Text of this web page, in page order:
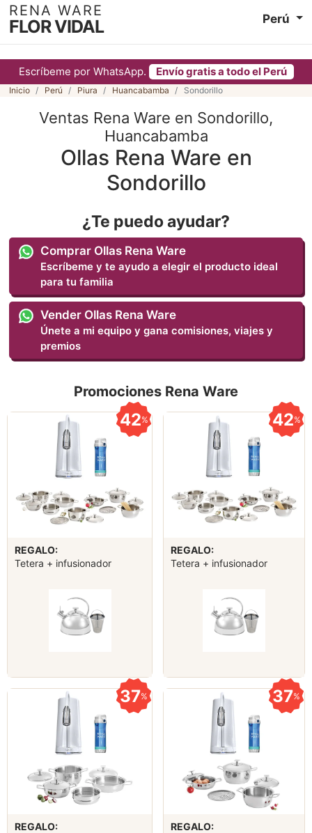
Escríbeme por WhatsApp. Envío gratis a todo el Perú
RENA WARE
FLOR VIDAL Perú
Inicio Perú Piura Huancabamba Sondorillo
Ventas Rena Ware en Sondorillo,
Huancabamba
Ollas Rena Ware en
Sondorillo
¿Te puedo ayudar?
Comprar Ollas Rena Ware
Escríbeme y te ayudo a elegir el producto ideal
para tu familia
Vender Ollas Rena Ware
Únete a mi equipo y gana comisiones, viajes y
premios
Promociones Rena Ware
42%
REGALO:
Tetera + infusionador
42%
REGALO:
Tetera + infusionador
37%
REGALO:
37%
REGALO: